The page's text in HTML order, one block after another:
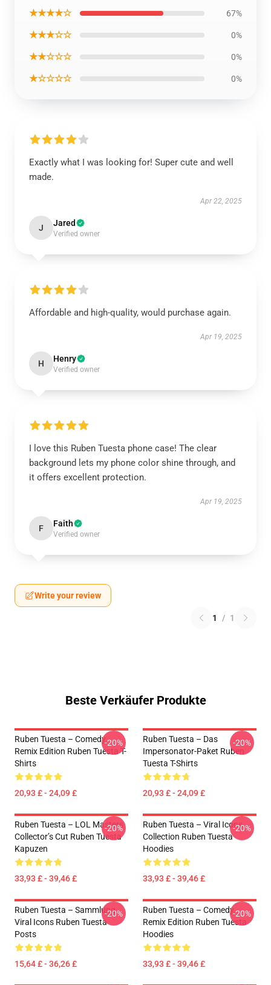
★★★★☆ 67%
★★★☆☆ 0%
★★☆☆☆ 0%
★☆☆☆☆ 0%
Exactly what I was looking for! Super cute and well
made.
Apr 22, 2025
J Jared
Verified owner
Affordable and high-quality, would purchase again.
Apr 19, 2025
H Henry
Verified owner
I love this Ruben Tuesta phone case! The clear
background lets my phone color shine through, and
it offers excellent protection.
Apr 19, 2025
F Faith
Verified owner
Write your review
1 / 1
Beste Verkäufer Produkte
Ruben Tuesta – Comedy
Remix Edition Ruben Tuesta T-
Shirts
20,93 £ - 24,09 £
-20%
Ruben Tuesta – Das
Impersonator-Paket Ruben
Tuesta T-Shirts
20,93 £ - 24,09 £
-20%
Ruben Tuesta – LOL Masters
Collector’s Cut Ruben Tuesta
Kapuzen
33,93 £ - 39,46 £
-20%
Ruben Tuesta – Viral Icons
Collection Ruben Tuesta
Hoodies
33,93 £ - 39,46 £
-20%
Ruben Tuesta – Sammlung
Viral Icons Ruben Tuesta
Posts
15,64 £ - 36,26 £
-20%
Ruben Tuesta – Comedy
Remix Edition Ruben Tuesta
Hoodies
33,93 £ - 39,46 £
-20%